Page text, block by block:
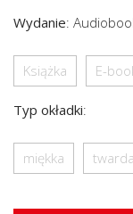
Wydanie:
Książka E-
Typ okładki:
miękka twarda